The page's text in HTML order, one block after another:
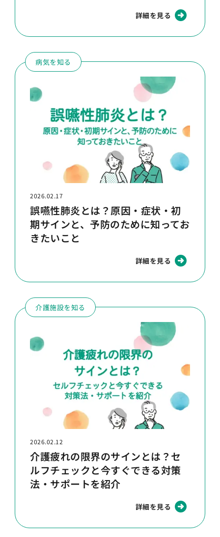
詳細を見る
病気を知る
2026.02.17
誤嚥性肺炎とは？原因・症状・初
期サインと、予防のために知ってお
きたいこと
詳細を見る
介護施設を知る
2026.02.12
介護疲れの限界のサインとは？セ
ルフチェックと今すぐできる対策
法・サポートを紹介
詳細を見る